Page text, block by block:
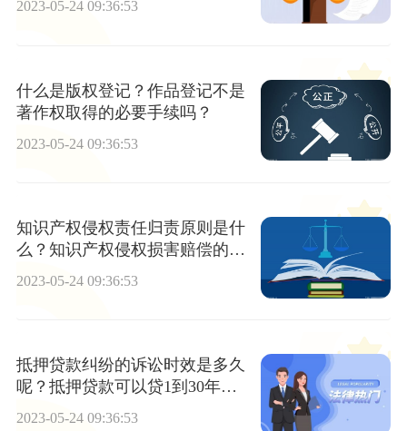
2023-05-24 09:36:53
什么是版权登记？作品登记不是
著作权取得的必要手续吗？
2023-05-24 09:36:53
知识产权侵权责任归责原则是什
么？知识产权侵权损害赔偿的原
2023-05-24 09:36:53
抵押贷款纠纷的诉讼时效是多久
呢？抵押贷款可以贷1到30年
吗？
2023-05-24 09:36:53